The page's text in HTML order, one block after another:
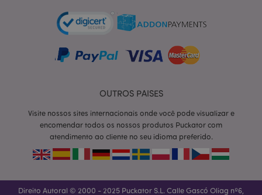
OUTROS PAISES
Visite nossos sites internacionais onde você pode visualizar e
encomendar todos os nossos produtos Puckator com
atendimento ao cliente no seu idioma preferido.
Direito Autoral © 2000 - 2025 Puckator S.L. Calle Gascó Oliag nº6,
section_data_ids
Adobe Inc.
www.puckator.pt